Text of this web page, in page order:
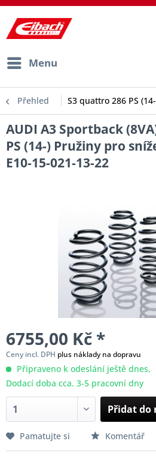
Menu
Přehled S3 quattro 286 PS
AUDI A3 Sportback
PS (14-) Pružiny pro
E10-15-021-13-22
6755,00 Kč *
Ceny incl. DPH plus náklady na dopravu
Připraveno k odeslání ještě dnes,
Dodací doba cca. 3-5 pracovní dny
Přidat do
Pamatujte si Komentář